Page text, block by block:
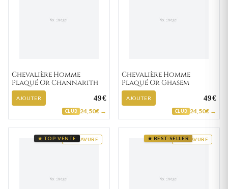
Chevalière Homme
Plaqué Or Channarith
AJOUTER 49€
CLUB 24,50€ →
Chevalière Homme
Plaqué Or Ghasem
AJOUTER 49€
CLUB 24,50€ →
GRAVURE
★ TOP VENTE GRAVURE
★ BEST-SELLER